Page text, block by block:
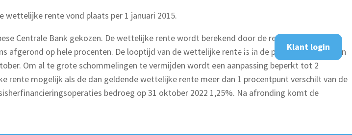
Klant login
wettelijke rente vond plaats per 1 januari 2015.
Centrale Bank gekozen. De wettelijke rente wordt berekend door de referentierente te
afgerond op hele procenten. De looptijd van de wettelijke rente is in de praktijk meestal een
Om al te grote schommelingen te vermijden wordt een aanpassing beperkt tot 2
rente mogelijk als de dan geldende wettelijke rente meer dan 1 procentpunt verschilt van de
bedroeg op 31 oktober 2022 1,25%. Na afronding komt de